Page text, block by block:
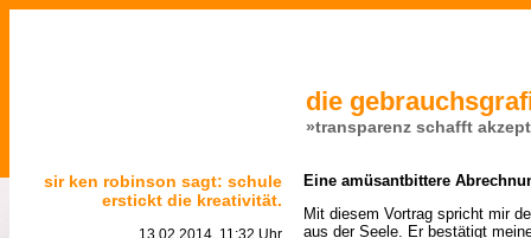
die
»transparenz schafft
sir ken robinson sagt: schule
erstickt die kreativität.
13.02.2014, 11:32 Uhr
Eine amüsantbittere
Mit diesem Vortrag spricht mir
aus der Seele. Er bestätigt